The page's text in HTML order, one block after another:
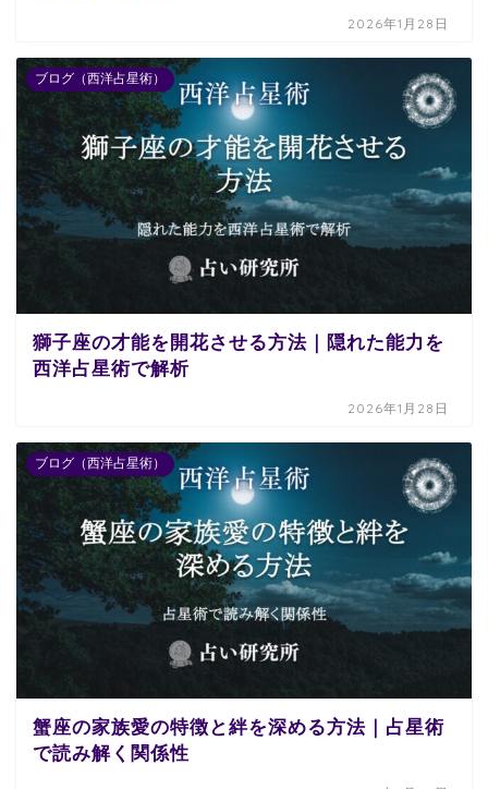
2026年1月28日
ブログ（西洋占星術）
獅子座の才能を開花させる方法｜隠れた能力を
西洋占星術で解析
2026年1月28日
ブログ（西洋占星術）
蟹座の家族愛の特徴と絆を深める方法｜占星術
で読み解く関係性